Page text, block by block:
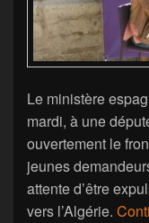
Le ministère
mardi, à une
ouvertement le
jeunes
attente d’être
vers l’Algérie.